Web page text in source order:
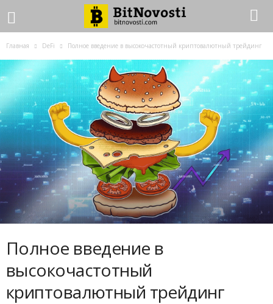
Главная DeFi Полное введение в высокочастотный криптовалютный трейдинг
Полное введение в
высокочастотный
криптовалютный трейдинг